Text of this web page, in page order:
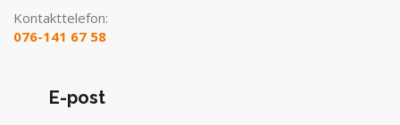
Kontakttelefon:
076-141 67 58
E-post